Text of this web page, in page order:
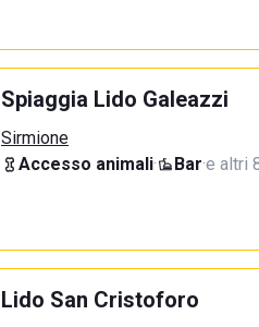
Spiaggia Lido Galeazzi
Sirmione
Accesso animali· Bar·e altri
Lido San Cristoforo